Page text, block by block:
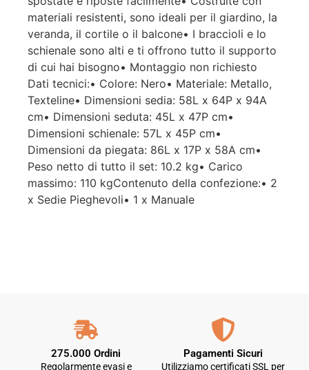
materiali resistenti, sono ideali per il giardino, la
veranda, il cortile o il balcone• I braccioli e lo
schienale sono alti e ti offrono tutto il supporto
di cui hai bisogno• Montaggio non richiesto
Dati tecnici:• Colore: Nero• Materiale: Metallo,
Texteline• Dimensioni sedia: 58L x 64P x 94A
cm• Dimensioni seduta: 45L x 47P cm•
Dimensioni schienale: 57L x 45P cm•
Dimensioni da piegata: 86L x 17P x 58A cm•
Peso netto di tutto il set: 10.2 kg• Carico
massimo: 110 kgContenuto della confezione:• 2
x Sedie Pieghevoli• 1 x Manuale
275.000 Ordini
Regolarmente evasi e
Pagamenti Sicuri
Utilizziamo certificati SSL per